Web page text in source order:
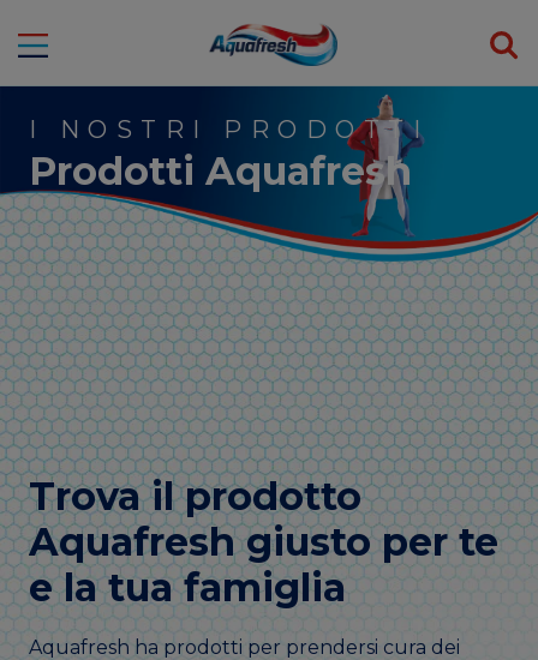
I NOSTRI PRODOTTI
Prodotti Aquafresh
Trova il prodotto
Aquafresh giusto per te
e la tua famiglia
Aquafresh ha prodotti per prendersi cura dei